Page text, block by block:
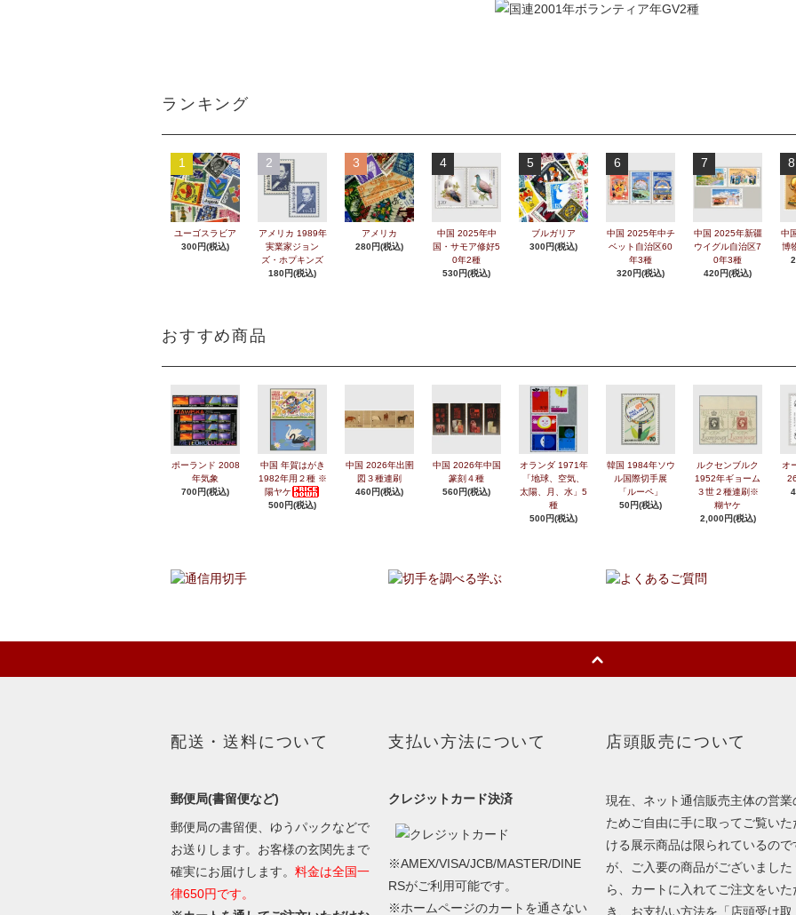
ランキング
1
ユーゴスラビア
300円(税込)
2
アメリカ 1989年
実業家ジョン
ズ・ホプキンズ
180円(税込)
3
アメリカ
280円(税込)
4
中国 2025年中
国・サモア修好5
0年2種
530円(税込)
5
ブルガリア
300円(税込)
6
中国 2025年中チ
ベット自治区60
年3種
320円(税込)
7
中国 2025年新疆
ウイグル自治区7
0年3種
420円(税込)
8
中
博
おすすめ商品
ポーランド 2008
年気象
700円(税込)
中国 年賀はがき
1982年用２種 ※
陽ヤケ
500円(税込)
中国 2026年出圉
図３種連刷
460円(税込)
中国 2026年中国
篆刻４種
560円(税込)
オランダ 1971年
「地球、空気、
太陽、月、水」5
種
500円(税込)
韓国 1984年ソウ
ル国際切手展
「ルーペ」
50円(税込)
ルクセンブルク
1952年ギョーム
３世２種連刷※
糊ヤケ
2,000円(税込)
オ
配送・送料について
郵便局(書留便など)
郵便局の書留便、ゆうパックなどで
お送りします。お客様の玄関先まで
確実にお届けします。 料金は全国一
律650円です。
支払い方法について
クレジットカード決済
※AMEX/VISA/JCB/MASTER/DINE
RSがご利用可能です。
※ホームページのカートを通さない
店頭販売について
現在、ネット通信販売主体の営業
ためご自由に手に取ってご覧いた
ける展示商品は限られているので
が、ご入要の商品がございました
ら、カートに入れてご注文をいた
き、お支払い方法を「店頭受け取